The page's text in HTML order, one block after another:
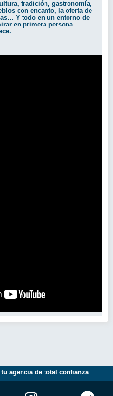
tradición, gastronomía,
con encanto, la oferta de
Y todo en un entorno de
en primera persona.
agencia de total confianza